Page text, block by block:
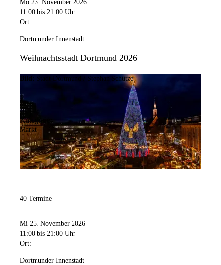
Mo 23. November 2026
11:00 bis 21:00 Uhr
Ort:
Dortmunder Innenstadt
Weihnachtsstadt Dortmund 2026
Bild: Stadt Dortmund / Stephan Schütze
Kategorie:
Markt
40 Termine
Mi 25. November 2026
11:00 bis 21:00 Uhr
Ort:
Dortmunder Innenstadt